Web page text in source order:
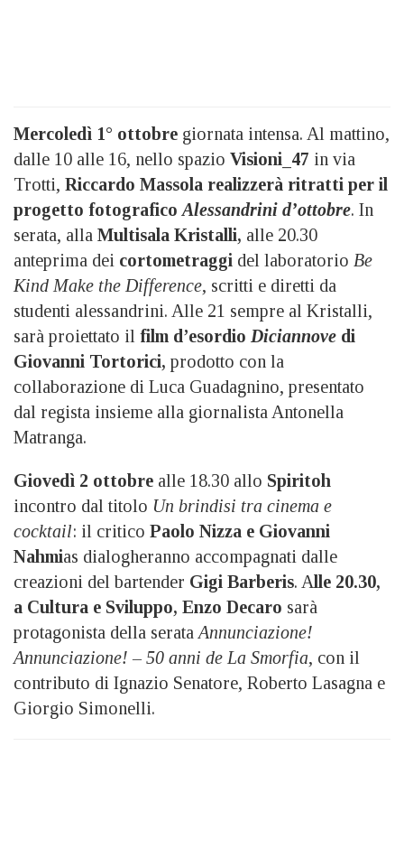
Mercoledì 1° ottobre giornata intensa. Al mattino,
dalle 10 alle 16, nello spazio Visioni_47 in via
Trotti, Riccardo Massola realizzerà ritratti per il
progetto fotografico Alessandrini d’ottobre. In
serata, alla Multisala Kristalli, alle 20.30
anteprima dei cortometraggi del laboratorio Be
Kind Make the Difference, scritti e diretti da
studenti alessandrini. Alle 21 sempre al Kristalli,
sarà proiettato il film d’esordio Diciannove di
Giovanni Tortorici, prodotto con la
collaborazione di Luca Guadagnino, presentato
dal regista insieme alla giornalista Antonella
Matranga.
Giovedì 2 ottobre alle 18.30 allo Spiritoh
incontro dal titolo Un brindisi tra cinema e
cocktail: il critico Paolo Nizza e Giovanni
Nahmias dialogheranno accompagnati dalle
creazioni del bartender Gigi Barberis. Alle 20.30,
a Cultura e Sviluppo, Enzo Decaro sarà
protagonista della serata Annunciazione!
Annunciazione! – 50 anni de La Smorfia, con il
contributo di Ignazio Senatore, Roberto Lasagna e
Giorgio Simonelli.